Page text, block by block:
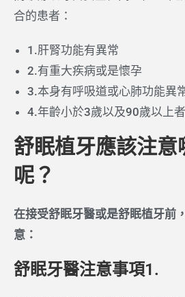
合的患者：
1.肝腎功能有異常
2.有重大疾病或是懷孕
3.本身有呼吸道或心肺功能異
4.年齡小於3歲以及90歲以上者
舒眠植牙應該注意
呢？
在接受舒眠牙醫或是舒眠植牙前
意：
舒眠牙醫注意事項1.